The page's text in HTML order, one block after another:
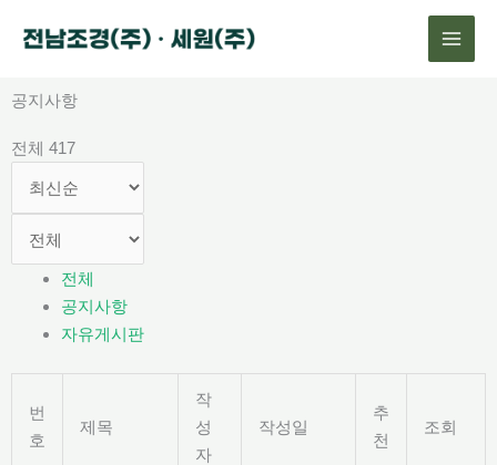
로
너
공지사항
전체 417
전체
공지사항
자유게시판
번
호
제목
작
성
자
작성일
추
천
조회